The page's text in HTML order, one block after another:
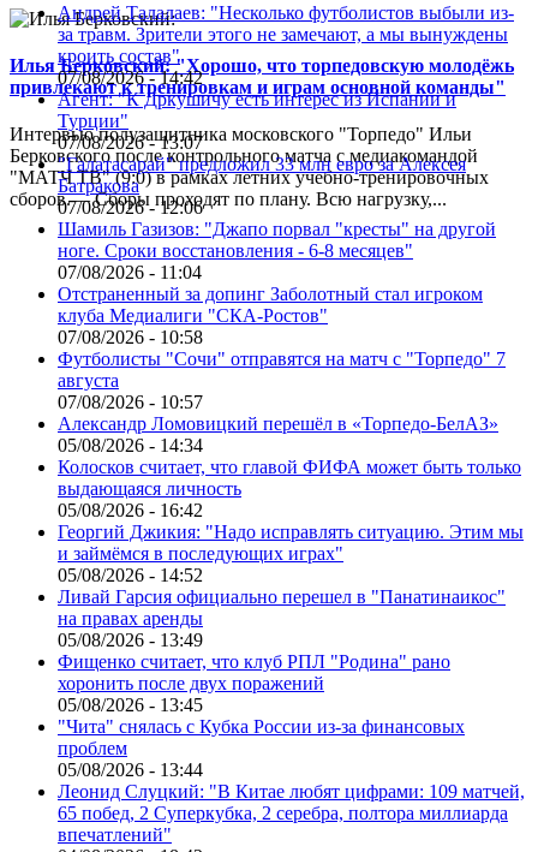
Илья Берковский: "Хорошо, что торпедовскую молодёжь
привлекают к тренировкам и играм основной команды"
Интервью полузащитника московского "Торпедо" Ильи
Берковского после контрольного матча с медиакомандой
"МАТЧ ТВ" (9:0) в рамках летних учебно-тренировочных
сборов.— Сборы проходят по плану. Всю нагрузку,...
Андрей Талалаев: "Несколько футболистов выбыли из-
за травм. Зрители этого не замечают, а мы вынуждены
кроить состав"
07/08/2026 - 14:42
Агент: "К Дркушичу есть интерес из Испании и
Турции"
07/08/2026 - 13:07
"Галатасарай" предложил 33 млн евро за Алексея
Батракова
07/08/2026 - 12:06
Шамиль Газизов: "Джапо порвал "кресты" на другой
ноге. Сроки восстановления - 6-8 месяцев"
07/08/2026 - 11:04
Отстраненный за допинг Заболотный стал игроком
клуба Медиалиги "СКА-Ростов"
07/08/2026 - 10:58
Футболисты "Сочи" отправятся на матч с "Торпедо" 7
августа
07/08/2026 - 10:57
Александр Ломовицкий перешёл в «Торпедо-БелАЗ»
05/08/2026 - 14:34
Колосков считает, что главой ФИФА может быть только
выдающаяся личность
05/08/2026 - 16:42
Георгий Джикия: "Надо исправлять ситуацию. Этим мы
и займёмся в последующих играх"
05/08/2026 - 14:52
Ливай Гарсия официально перешел в "Панатинаикос"
на правах аренды
05/08/2026 - 13:49
Фищенко считает, что клуб РПЛ "Родина" рано
хоронить после двух поражений
05/08/2026 - 13:45
"Чита" снялась с Кубка России из-за финансовых
проблем
05/08/2026 - 13:44
Леонид Слуцкий: "В Китае любят цифрами: 109 матчей,
65 побед, 2 Суперкубка, 2 серебра, полтора миллиарда
впечатлений"